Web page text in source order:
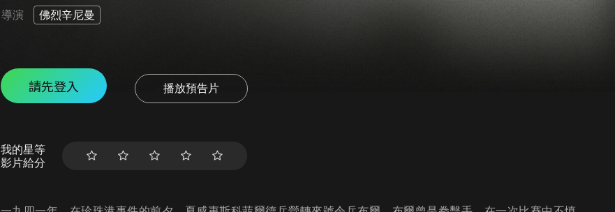
導演 佛烈辛尼曼
請先登入 播放預告片
我的星等
影片給分